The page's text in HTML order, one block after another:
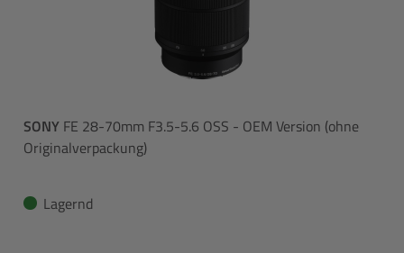
SONY FE 28-70mm F3.5-5.6 OSS - OEM Version (ohne
Originalverpackung)
Lagernd